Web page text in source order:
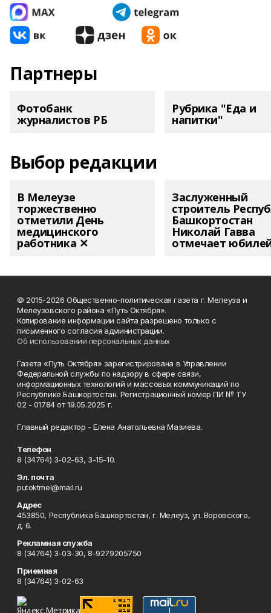
Партнеры
Фотобанк
журналистов РБ
Рубрика "Еда и
напитки"
Выбор редакции
В Мелеузе
торжественно
отметили День
медицинского
работника ✕
Заслуженный
строитель
Башкортостан
Николай Гавва
отмечает
© 2015-2026 Общественно-политическая газета г. Мелеуза и
Мелеузовского района «Путь Октября».
Копирование информации сайта разрешено только с
письменного согласия администрации.
Об использовании персональных данных
Газета «Путь Октября» зарегистрирована в Управлении
Федеральной службы по надзору в сфере связи,
информационных технологий и массовых коммуникаций по
Республике Башкортостан. Регистрационный номер ПИ № ТУ
02 - 01784 от 19.05.2025 г.
Главный редактор - Елена Анатольевна Мазиева.
Телефон
8 (34764) 3-02-63, 3-15-10.
Эл. почта
putoktmel@mail.ru
Адрес
453850, Республика Башкортостан, г. Мелеуз, ул. Воровского,
д. 6.
Рекламная служба
8 (34764) 3-03-30, 8-9279205750
Приемная
8 (34764) 3-02-63